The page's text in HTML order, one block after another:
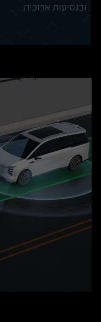
ובנסיעות ארוכות.